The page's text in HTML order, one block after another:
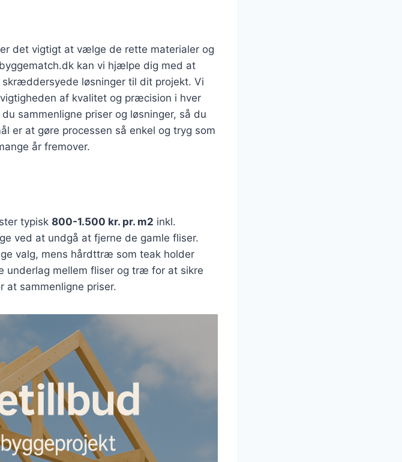
det vigtigt at vælge de rette materialer og
kan vi hjælpe dig med at
løsninger til dit projekt. Vi
af kvalitet og præcision i hver
sammenligne priser og løsninger, så du
er at gøre processen så enkel og tryg som
år fremover.
typisk 800-1.500 kr. pr. m2 inkl.
ved at undgå at fjerne de gamle fliser.
valg, mens hårdttræ som teak holder
underlag mellem fliser og træ for at sikre
sammenligne priser.